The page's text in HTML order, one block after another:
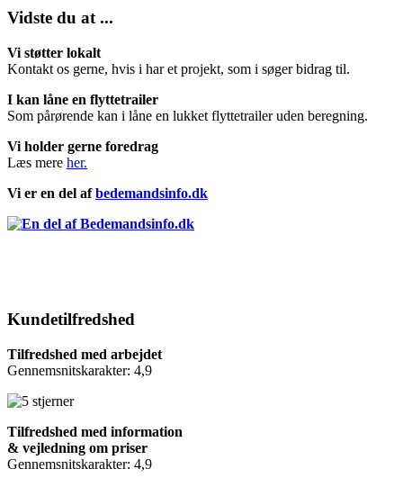
Vidste du at ...
Vi støtter lokalt
Kontakt os gerne, hvis i har et projekt, som i søger bidrag til.
I kan låne en flyttetrailer
Som pårørende kan i låne en lukket flyttetrailer uden beregning.
Vi holder gerne foredrag
Læs mere her.
Vi er en del afbedemandsinfo.dk
Kundetilfredshed
Tilfredshed med arbejdet
Gennemsnitskarakter: 4,9
Tilfredshed med information
& vejledning om priser
Gennemsnitskarakter: 4,9